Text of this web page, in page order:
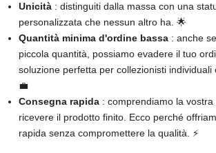
Unicità: distinguiti dalla massa con una
personalizzata che nessun altro ha. 🌟
Quantità minima d'ordine bassa: anche
piccola quantità, possiamo evadere il tuo
soluzione perfetta per collezionisti individuali
💼
Consegna rapida: comprendiamo la vostra
ricevere il prodotto finito. Ecco perché
rapida senza compromettere la qualità. ⚡️